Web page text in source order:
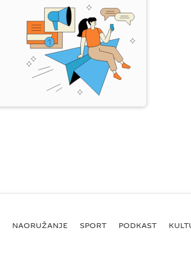
NAORUŽANJE SPORT PODKAST